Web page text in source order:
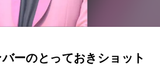
ーのとっておきショット